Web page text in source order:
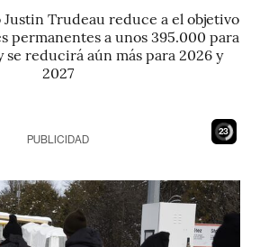
Trudeau reduce a el objetivo
permanentes a unos 395.000 para
se reducirá aún más para 2026 y
2027
22
PUBLICIDAD